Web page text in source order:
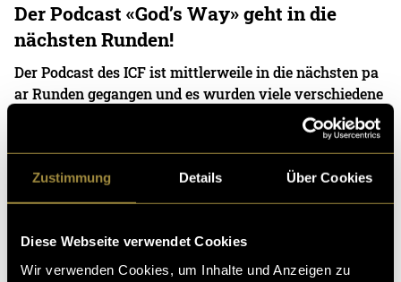
Zustimmung Details Über Cookies
Diese Webseite verwendet Cookies
Wir verwenden Cookies, um Inhalte und Anzeigen zu
Der Podcast «God’s Way» geht in die
nächsten Runden!
Der Podcast des ICF ist mittlerweile in die nächsten pa
ar Runden gegangen und es wurden viele verschiedene
Das Song-Revival, das gar nicht «easier»
war